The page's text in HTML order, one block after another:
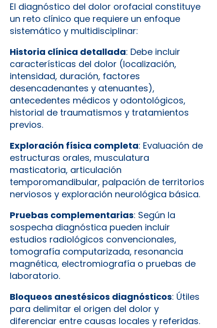
El diagnóstico del dolor orofacial constituye
un reto clínico que requiere un enfoque
sistemático y multidisciplinar:
Historia clínica detallada: Debe incluir
características del dolor (localización,
intensidad, duración, factores
desencadenantes y atenuantes),
antecedentes médicos y odontológicos,
historial de traumatismos y tratamientos
previos.
Exploración física completa: Evaluación de
estructuras orales, musculatura
masticatoria, articulación
temporomandibular, palpación de territorios
nerviosos y exploración neurológica básica.
Pruebas complementarias: Según la
sospecha diagnóstica pueden incluir
estudios radiológicos convencionales,
tomografía computarizada, resonancia
magnética, electromiografía o pruebas de
laboratorio.
Bloqueos anestésicos diagnósticos: Útiles
para delimitar el origen del dolor y
diferenciar entre causas locales y referidas.